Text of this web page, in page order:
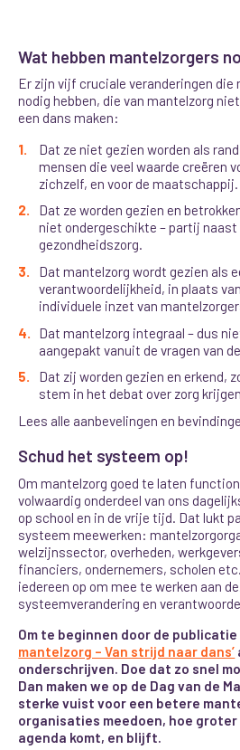
Wat hebben mantelzorgers
Er zijn vijf cruciale veranderingen die
nodig hebben, die van mantelzorg
een dans maken:
Dat ze niet gezien worden als
mensen die veel waarde creëren
zichzelf, en voor de maatschappij.
Dat ze worden gezien en
niet ondergeschikte – partij naast
gezondheidszorg.
Dat mantelzorg wordt gezien als
verantwoordelijkheid, in plaats
individuele inzet van
Dat mantelzorg integraal – dus
aangepakt vanuit de vragen van
Dat zij worden gezien en erkend,
stem in het debat over zorg
Lees alle aanbevelingen en
Schud het systeem op!
Om mantelzorg goed te laten
volwaardig onderdeel van ons
op school en in de vrije tijd. Dat lukt
systeem meewerken:
welzijnssector, overheden,
financiers, ondernemers, scholen
iedereen op om mee te werken aan
systeemverandering en
Om te beginnen door de publicatie
mantelzorg – Van strijd naar dans’
onderschrijven. Doe dat zo snel
Dan maken we op de Dag van de
sterke vuist voor een betere
organisaties meedoen, hoe
agenda komt, en blijft.